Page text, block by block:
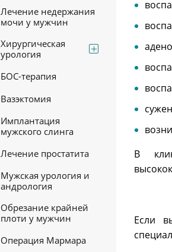
Лечение недержания
мочи у мужчин
Хирургическая
урология
БОС-терапия
Вазэктомия
Имплантация
мужского слинга
Лечение простатита
Мужская урология и
андрология
Обрезание крайней
плоти у мужчин
Операция Мармара
В
Если